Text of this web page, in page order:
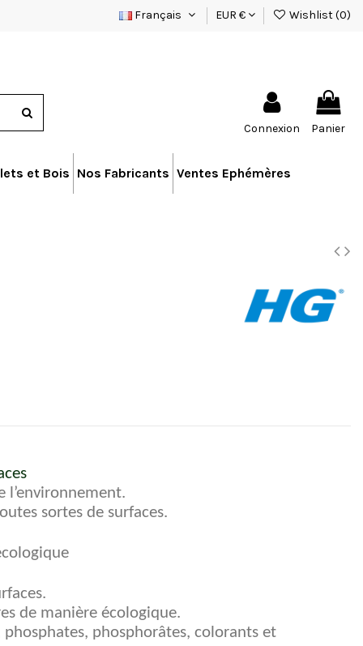
Français EUR € Wishlist (0)
Connexion Panier
et Bois Nos Fabricants Ventes Ephémères
l’environnement.
sortes de surfaces.
de manière écologique.
phosphorâtes, colorants et